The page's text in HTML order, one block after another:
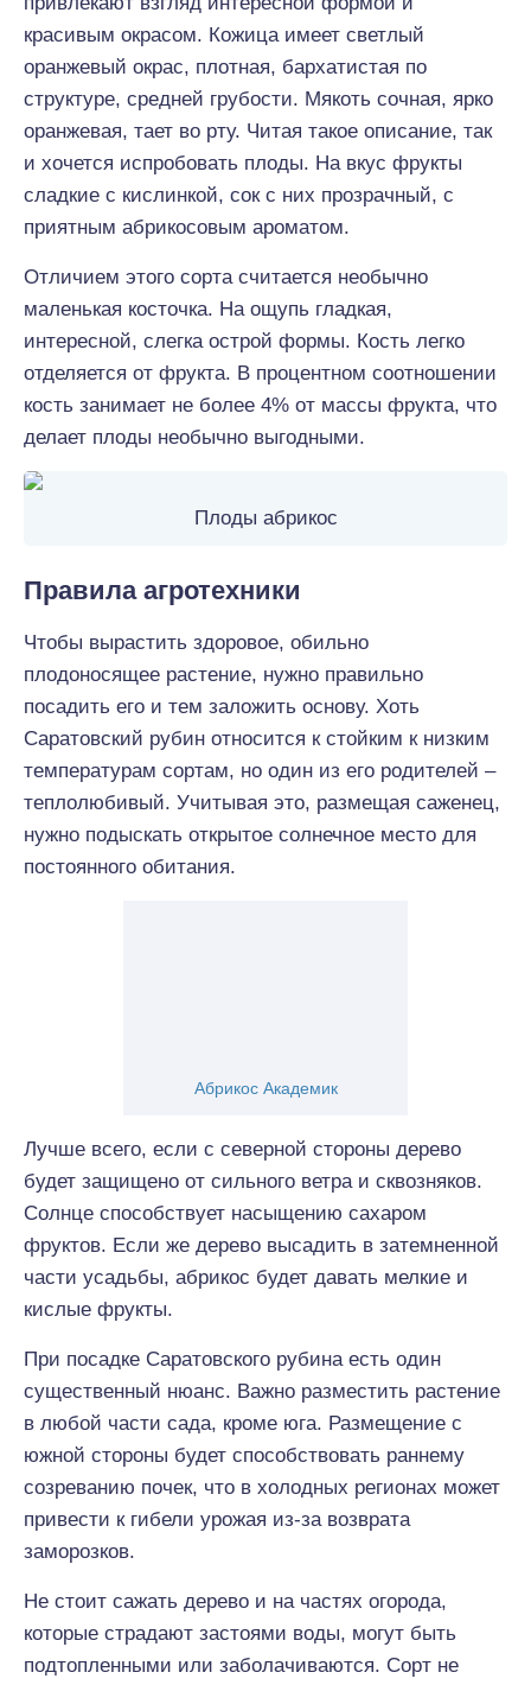
красивым окрасом. Кожица имеет светлый
оранжевый окрас, плотная, бархатистая по
структуре, средней грубости. Мякоть сочная, ярко
оранжевая, тает во рту. Читая такое описание, так
и хочется испробовать плоды. На вкус фрукты
сладкие с кислинкой, сок с них прозрачный, с
приятным абрикосовым ароматом.
Отличием этого сорта считается необычно
маленькая косточка. На ощупь гладкая,
интересной, слегка острой формы. Кость легко
отделяется от фрукта. В процентном соотношении
кость занимает не более 4% от массы фрукта, что
делает плоды необычно выгодными.
Плоды абрикос
Правила агротехники
Чтобы вырастить здоровое, обильно
плодоносящее растение, нужно правильно
посадить его и тем заложить основу. Хоть
Саратовский рубин относится к стойким к низким
температурам сортам, но один из его родителей –
теплолюбивый. Учитывая это, размещая саженец,
нужно подыскать открытое солнечное место для
постоянного обитания.
Абрикос Академик
Лучше всего, если с северной стороны дерево
будет защищено от сильного ветра и сквозняков.
Солнце способствует насыщению сахаром
фруктов. Если же дерево высадить в затемненной
части усадьбы, абрикос будет давать мелкие и
кислые фрукты.
При посадке Саратовского рубина есть один
существенный нюанс. Важно разместить растение
в любой части сада, кроме юга. Размещение с
южной стороны будет способствовать раннему
созреванию почек, что в холодных регионах может
привести к гибели урожая из-за возврата
заморозков.
Не стоит сажать дерево и на частях огорода,
которые страдают застоями воды, могут быть
подтопленными или заболачиваются. Сорт не